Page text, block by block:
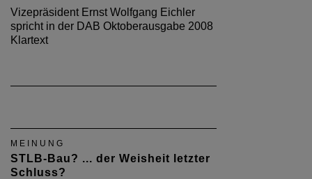
Vizepräsident Ernst Wolfgang Eichler
spricht in der DAB Oktoberausgabe 2008
Klartext
MEINUNG
STLB-Bau? ... der Weisheit letzter
Schluss?